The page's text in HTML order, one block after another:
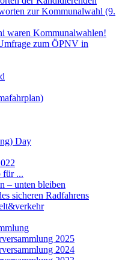
zur Kommunalwahl (9.
waren Kommunalwahlen!
zum ÖPNV in
Day
für ...
– unten bleiben
sicheren Radfahrens
2025
2024